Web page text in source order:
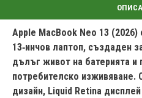
Apple MacBook Neo 13
13‑инчов лаптоп, създаден
дълъг живот на батерията и
потребителско изживяване.
дизайн, Liquid Retina